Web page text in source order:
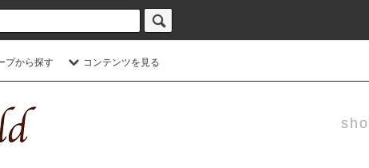
プから探す コンテンツを見る